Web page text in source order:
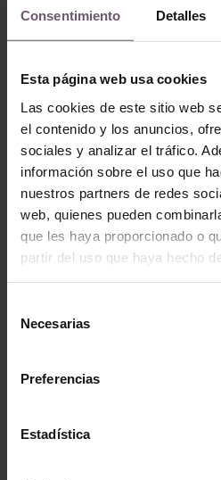
Consentimiento Detalles
Esta página web usa cookies
Las cookies de este sitio web
el contenido y los anuncios,
sociales y analizar el tráfico.
información sobre el uso que
nuestros partners de redes
web, quienes pueden
que les haya proporcionado o
partir del uso que haya hecho
Necesarias
Preferencias
Estadística
Mod. BB113
LEER MÁS
LEER MÁS